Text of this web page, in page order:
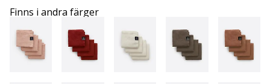
Finns i andra färger